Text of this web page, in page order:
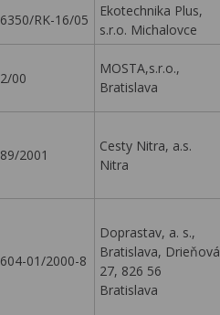
6350/RK-16/05
Ekotechnika Plus,
s.r.o. Michalovce
2/00
MOSTA,s.r.o.,
Bratislava
89/2001
Cesty Nitra, a.s.
Nitra
604-01/2000-8
Doprastav, a. s.,
Bratislava, Drieňová
27, 826 56
Bratislava